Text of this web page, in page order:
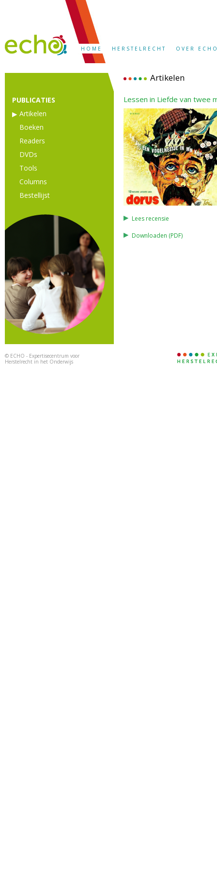
HOME HERSTELRECHT OVER
PUBLICATIES
Artikelen
Boeken
Readers
DVDs
Tools
Columns
Bestellijst
Artikelen
Lessen in Liefde van twee
Lees recensie
Downloaden (PDF)
© ECHO - Expertisecentrum voor
Herstelrecht in het Onderwijs